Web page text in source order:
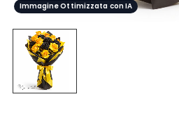
Immagine Ottimizzata con IA